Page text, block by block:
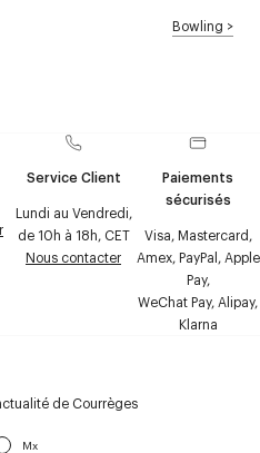
Bowling >
Service Client
Lundi au Vendredi,
de 10h à 18h, CET
Nous contacter
Paiements
sécurisés
Visa, Mastercard,
Amex, PayPal, Apple
Pay,
WeChat Pay, Alipay,
Klarna
de Courrèges
Mx